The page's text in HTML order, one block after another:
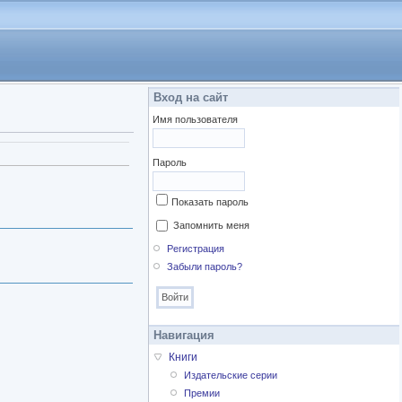
Вход на сайт
Имя пользователя
Пароль
Показать пароль
Запомнить меня
Регистрация
Забыли пароль?
Навигация
Книги
Издательские серии
Премии